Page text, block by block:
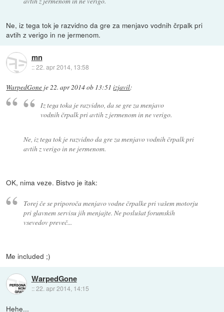
Ne, iz tega tok je razvidno da gre za menjavo vodnih črpalk pri
avtih z verigo in ne jermenom.
mn
::22. apr 2014, 13:58
WarpedGone je22. apr 2014 ob 13:51 izjavil:
Iz tega toka je razvidno, da se gre za menjavo
vodnih črpalk pri avtih z jermenom in ne verigo.
Ne, iz tega tok je razvidno da gre za menjavo vodnih črpalk pri
avtih z verigo in ne jermenom.
OK, nima veze. Bistvo je itak:
Torej če se priporoča menjavo vodne črpalke pri vašem motorju
pri glavnem servisu jih menjajte. Ne poslušat forumskih
vsevedov preveč...
Me included ;)
WarpedGone
::22. apr 2014, 14:15
Hehe...